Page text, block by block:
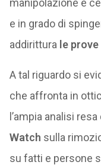
manipolazione e
e in grado di
addirittura le
A tal riguardo si
che affronta in
l’ampia analisi resa
Watch sulla
su fatti e persone